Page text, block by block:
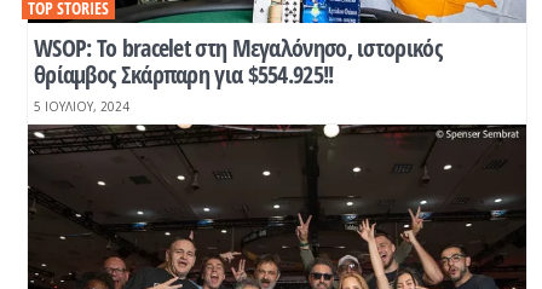
WSOP: Το bracelet στη Μεγαλόνησο, ιστορικός
θρίαμβος Σκάρπαρη για $554.925!!
TOP STORIES
5 ΙΟΥΛΊΟΥ, 2024